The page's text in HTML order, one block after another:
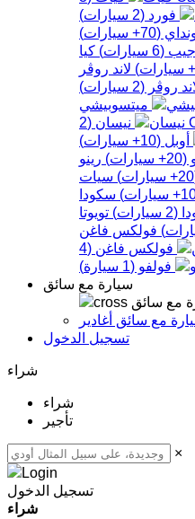
فورد (
2 سيارات)
(
70+ سيارات)
جيب (
6 سيارات) كيا
سيارات) لاند روڤر
روڤر (
2 سيارات)
ميتسوبيشي
نيسان (
2
أوبل (
10+ سيارات)
(
20+ سيارات) رينو
20+ سيارات) سيات
سيارات) سكودا
(
2 سيارات) تويوتا
) فولكس فاغن
فولكس فاغن (
4
فولفو (
1 سيارة)
سيارة مع سائق
مع سائق
مع سائق أغادير
تسجيل الدخول
شراء
شراء
تأجير
×
تسجيل الدخول
شراء